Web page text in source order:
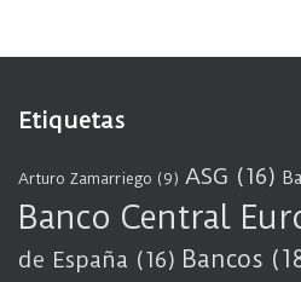
Etiquetas
Arturo Zamarriego (9) ASG (16)
Banco Central
de España (16) Bancos